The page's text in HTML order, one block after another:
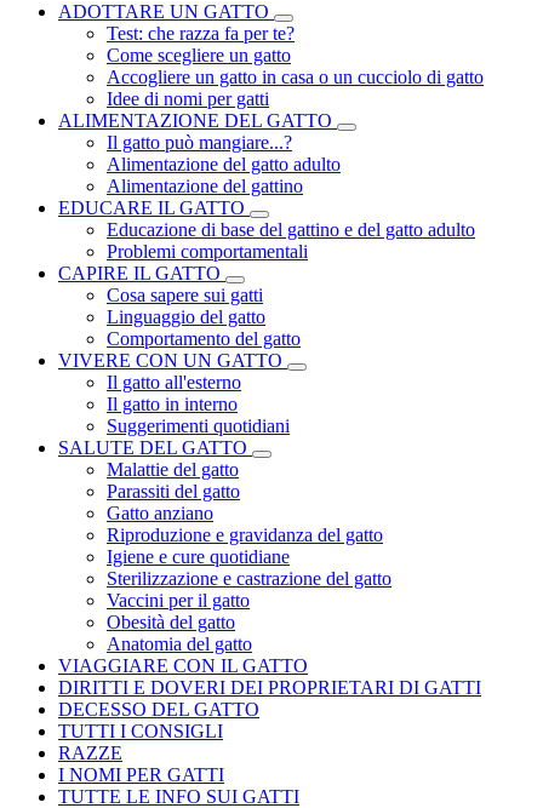
ADOTTARE UN GATTO
Test: che razza fa per te?
Come scegliere un gatto
Accogliere un gatto in casa o un cucciolo di gatto
Idee di nomi per gatti
ALIMENTAZIONE DEL GATTO
Il gatto può mangiare...?
Alimentazione del gatto adulto
Alimentazione del gattino
EDUCARE IL GATTO
Educazione di base del gattino e del gatto adulto
Problemi comportamentali
CAPIRE IL GATTO
Cosa sapere sui gatti
Linguaggio del gatto
Comportamento del gatto
VIVERE CON UN GATTO
Il gatto all'esterno
Il gatto in interno
Suggerimenti quotidiani
SALUTE DEL GATTO
Malattie del gatto
Parassiti del gatto
Gatto anziano
Riproduzione e gravidanza del gatto
Igiene e cure quotidiane
Sterilizzazione e castrazione del gatto
Vaccini per il gatto
Obesità del gatto
Anatomia del gatto
VIAGGIARE CON IL GATTO
DIRITTI E DOVERI DEI PROPRIETARI DI GATTI
DECESSO DEL GATTO
TUTTI I CONSIGLI
RAZZE
I NOMI PER GATTI
TUTTE LE INFO SUI GATTI